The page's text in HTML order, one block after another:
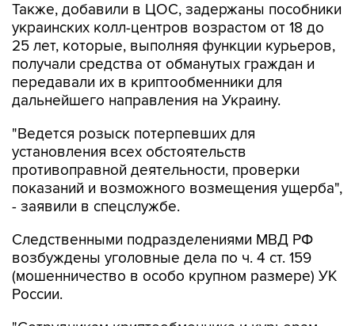
Также, добавили в ЦОС, задержаны пособники
украинских колл-центров возрастом от 18 до
25 лет, которые, выполняя функции курьеров,
получали средства от обманутых граждан и
передавали их в криптообменники для
дальнейшего направления на Украину.
"Ведется розыск потерпевших для
установления всех обстоятельств
противоправной деятельности, проверки
показаний и возможного возмещения ущерба",
- заявили в спецслужбе.
Следственными подразделениями МВД РФ
возбуждены уголовные дела по ч. 4 ст. 159
(мошенничество в особо крупном размере) УК
России.